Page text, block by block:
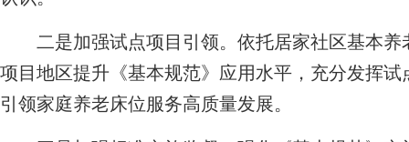
二是加强试点项目引领。依托居家社区基本养
项目地区提升《基本规范》应用水平，充分发挥
引领家庭养老床位服务高质量发展。